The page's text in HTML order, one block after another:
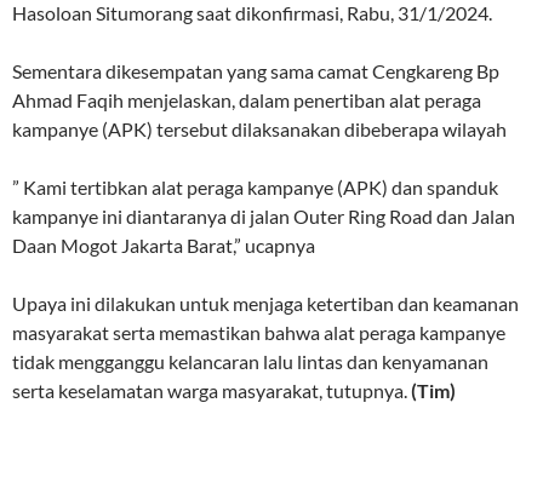
Hasoloan Situmorang saat dikonfirmasi, Rabu, 31/1/2024.
Sementara dikesempatan yang sama camat Cengkareng Bp
Ahmad Faqih menjelaskan, dalam penertiban alat peraga
kampanye (APK) tersebut dilaksanakan dibeberapa wilayah
” Kami tertibkan alat peraga kampanye (APK) dan spanduk
kampanye ini diantaranya di jalan Outer Ring Road dan Jalan
Daan Mogot Jakarta Barat,” ucapnya
Upaya ini dilakukan untuk menjaga ketertiban dan keamanan
masyarakat serta memastikan bahwa alat peraga kampanye
tidak mengganggu kelancaran lalu lintas dan kenyamanan
serta keselamatan warga masyarakat, tutupnya.(Tim)